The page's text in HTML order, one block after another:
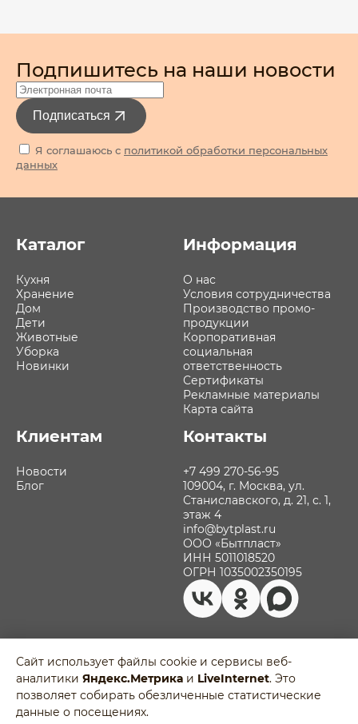
Подпишитесь на наши новости
Подписаться
Я соглашаюсь с политикой обработки персональных
данных
Каталог
Кухня
Хранение
Дом
Дети
Животные
Уборка
Новинки
Информация
О нас
Условия сотрудничества
Производство промо-
продукции
Корпоративная
социальная
ответственность
Сертификаты
Рекламные материалы
Карта сайта
Клиентам
Новости
Блог
Контакты
+7 499 270-56-95
109004, г. Москва, ул.
Станиславского, д. 21, с. 1,
этаж 4
info@bytplast.ru
ООО «Бытпласт»
ИНН 5011018520
ОГРН 1035002350195
Политика обработки персональных
данных
Пользовательское соглашение
Сайт использует файлы cookie и сервисы веб-
аналитики Яндекс.Метрика и LiveInternet. Это
позволяет собирать обезличенные статистические
данные о посещениях.